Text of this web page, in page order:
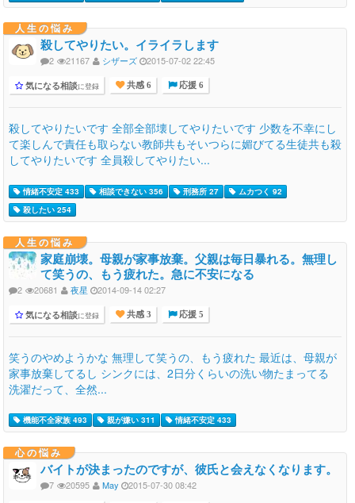
人生の悩み
殺してやりたい。イライラします
2 21167 シザーズ 2015-07-02 22:45
気になる相談に登録 共感 6 応援 6
殺してやりたいです 全部全部壊してやりたいです 少数を不幸にし
て楽しんで責任も取らない教師共もそいつらに媚びてる生徒共も殺
してやりたいです 全員殺してやりたい...
情緒不安定 433 相談できない 356 刑務所 27
ムカつく 92
殺したい 254
人生の悩み
家庭崩壊。母親が家事放棄。父親は毎日暴れる。無理し
て笑うの、もう疲れた。急に不安になる
2 20681 夜星 2014-09-14 02:27
気になる相談に登録 共感 3 応援 5
笑うのやめようかな 無理して笑うの、もう疲れた 最近は、母親が
家事放棄してるし シンクには、2日分くらいの洗い物たまってる
洗濯だって、全然...
機能不全家族 493 親が嫌い 311 情緒不安定 433
心の悩み
バイトが決まったのですが、彼氏と会えなくなります。
7 20595 May 2015-07-30 08:42